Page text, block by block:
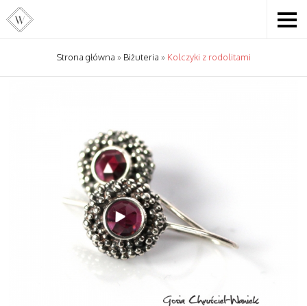
Strona główna » Biżuteria » Kolczyki z rodolitami